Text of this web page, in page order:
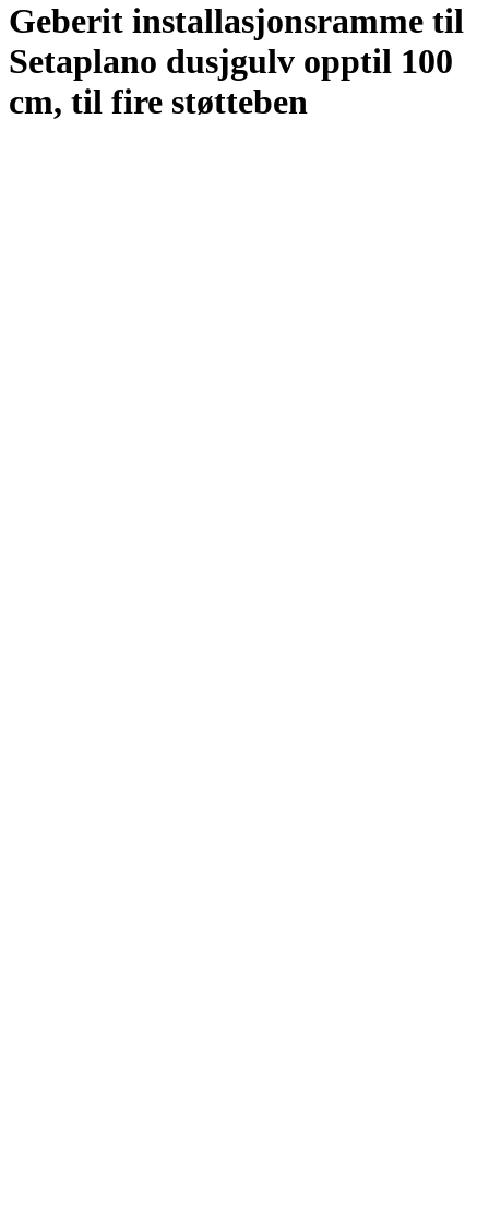
Geberit installasjonsramme til
Setaplano dusjgulv opptil 100
cm, til fire støtteben